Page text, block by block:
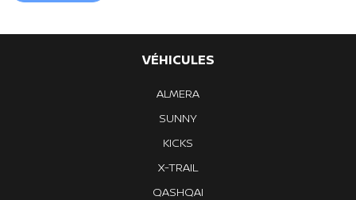
VÉHICULES
ALMERA
SUNNY
KICKS
X-TRAIL
QASHQAI